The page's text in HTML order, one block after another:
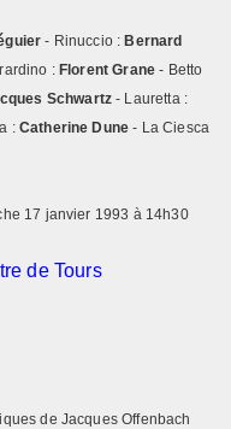
- Rinuccio : Bernard
: Florent Grane - Betto
Schwartz- Lauretta :
: Catherine Dune - La Ciesca
17 janvier 1993 à 14h30
de Tours
de Jacques Offenbach